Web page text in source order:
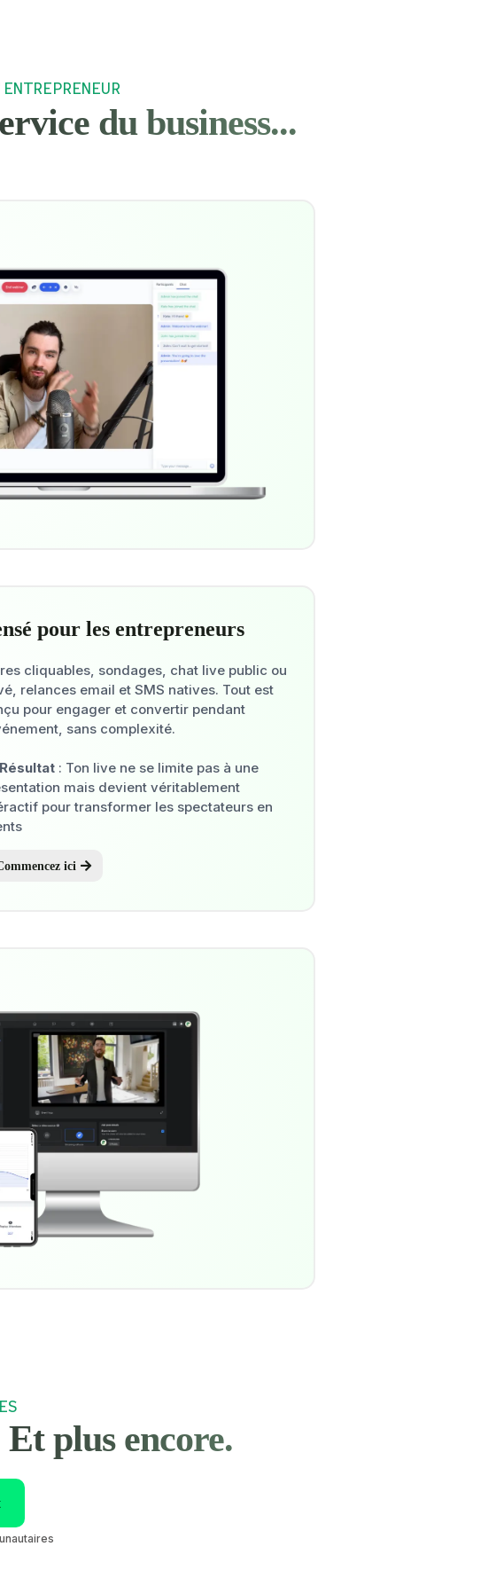
du business...
pour les entrepreneurs
cliquables, sondages, chat live public ou
relances email et SMS natives. Tout est
pour engager et convertir pendant
sans complexité.
Résultat : Ton live ne se limite pas à une
mais devient véritablement
pour transformer les spectateurs en
ici
plus encore.